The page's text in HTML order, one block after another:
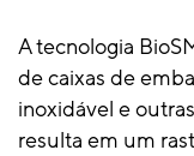
A tecnologia
de caixas de
inoxidável e
resulta em um